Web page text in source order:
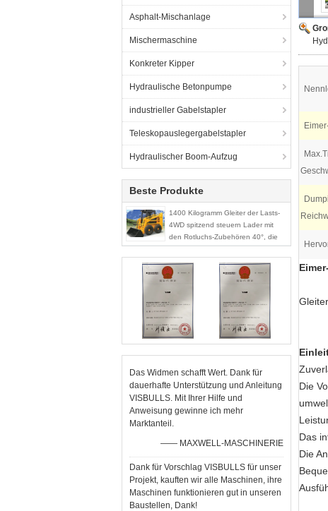
Asphalt-Mischanlage
Mischermaschine
Konkreter Kipper
Hydraulische Betonpumpe
industrieller Gabelstapler
Teleskopauslegergabelstapler
Hydraulischer Boom-Aufzug
Beste Produkte
1400 Kilogramm Gleiter der Lasts-
4WD spitzend steuern Lader mit
den Rotluchs-Zubehören 40°, die
Winkel entleeren
Das Widmen schafft Wert. Dank für
dauerhafte Unterstützung und Anleitung
VISBULLS. Mit Ihrer Hilfe und
Anweisung gewinne ich mehr
Marktanteil.
—— MAXWELL-MASCHINERIE
Dank für Vorschlag VISBULLS für unser
Projekt, kauften wir alle Maschinen, ihre
Maschinen funktionieren gut in unseren
Baustellen, Dank!
Die
Das
Die